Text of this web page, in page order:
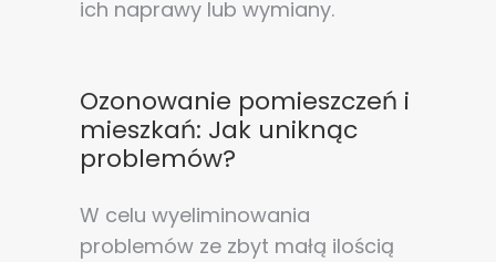
ich naprawy lub wymiany.
Ozonowanie pomieszczeń i
mieszkań: Jak uniknąc
problemów?
W celu wyeliminowania
problemów ze zbyt małą ilością